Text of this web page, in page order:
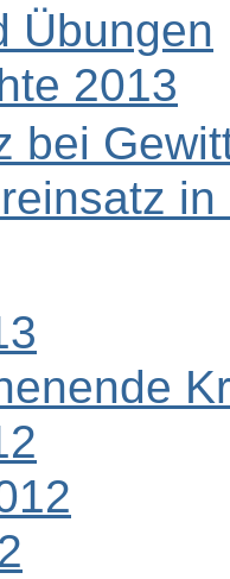
Übungen
2013
bei